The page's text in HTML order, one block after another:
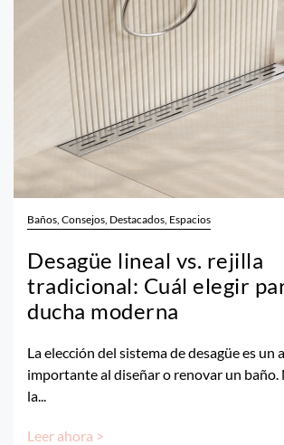
Baños, Consejos, Destacados, Espacios
Desagüe lineal vs. rejilla
tradicional: Cuál elegir
ducha moderna
La elección del sistema de desagüe es un
importante al diseñar o renovar un
la...
Leer ahora >